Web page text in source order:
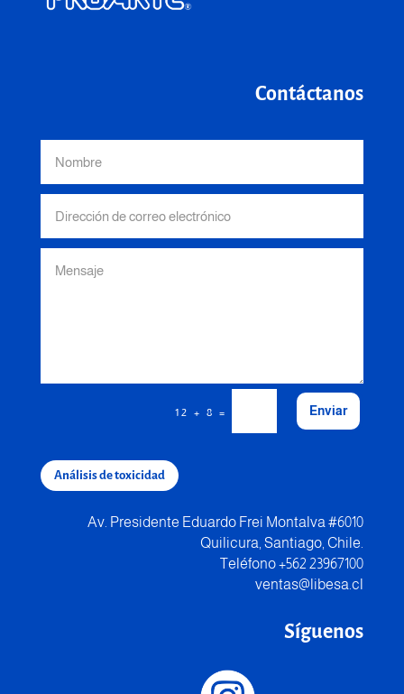
Contáctanos
12 + 8 = Enviar
Análisis de toxicidad
Av. Presidente Eduardo Frei Montalva #6010
Quilicura, Santiago, Chile.
Teléfono +562 23967100
ventas@libesa.cl
Síguenos